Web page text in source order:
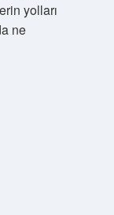
yolları
ne